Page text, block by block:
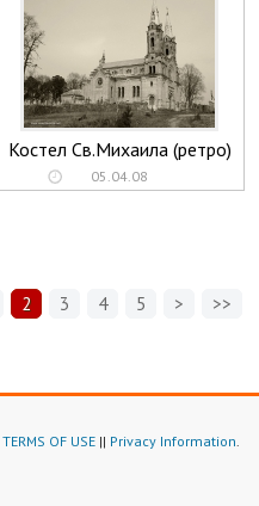
Костел Св.Михаила (ретро)
05.04.08
2 3 4 5 > >>
TERMS OF USE|| Privacy Information.